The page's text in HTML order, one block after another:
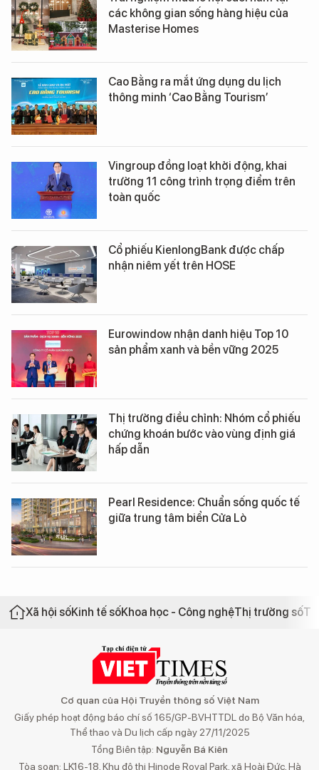
các không gian sống hàng hiệu của
Masterise Homes
Cao Bằng ra mắt ứng dụng du lịch
thông minh ‘Cao Bằng Tourism’
Vingroup đồng loạt khởi động, khai
trường 11 công trình trọng điểm trên
toàn quốc
Cổ phiếu KienlongBank được chấp
nhận niêm yết trên HOSE
Eurowindow nhận danh hiệu Top 10
sản phẩm xanh và bền vững 2025
Thị trường điều chỉnh: Nhóm cổ phiếu
chứng khoán bước vào vùng định giá
hấp dẫn
Pearl Residence: Chuẩn sống quốc tế
giữa trung tâm biển Cửa Lò
Xã hội sốKinh tế sốKhoa học - Công nghệThị trường số
Cơ quan của Hội Truyền thông số Việt Nam
Giấy phép hoạt động báo chí số 165/GP-BVHTTDL do Bộ Văn hóa,
Thể thao và Du lịch cấp ngày 27/11/2025
Tổng Biên tập: Nguyễn Bá Kiên
Tòa soạn: LK16-18, Khu đô thị Hinode Royal Park, xã Hoài Đức, Hà